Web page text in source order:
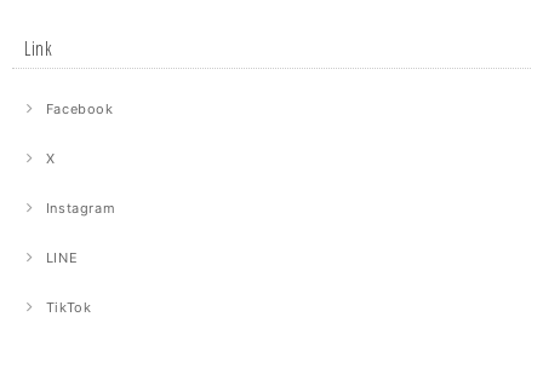
Link
Facebook
X
Instagram
LINE
TikTok